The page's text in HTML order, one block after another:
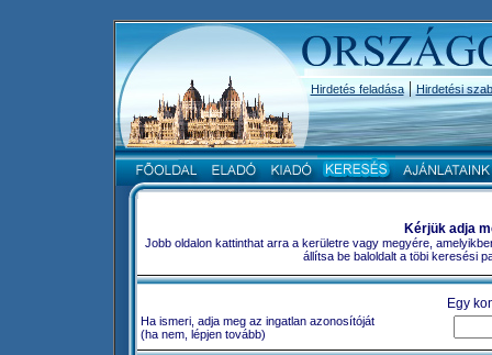
Hirdetés feladása|Hirdetési
Kérjük adja
Jobb oldalon kattinthat arra a kerületre vagy megyére,
állítsa be baloldalt a töbi keresési
Egy
Ha ismeri, adja meg az ingatlan azonosítóját
(ha nem, lépjen tovább)